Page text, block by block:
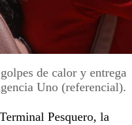
de calor y entrega
Uno (referencial).
Pesquero, la